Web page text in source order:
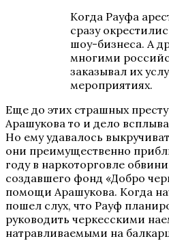
Когда Рауфа
сразу
шоу-бизнеса. А
многими
заказывал их
мероприятиях.
Еще до этих страшных
Арашукова то и дело
Но ему удавалось
они преимущественно
году в наркоторговле
создавшего фонд «Добро
помощи Арашукова. Когда
пошел слух, что Рауф
руководить черкесскими
натравливаемыми на